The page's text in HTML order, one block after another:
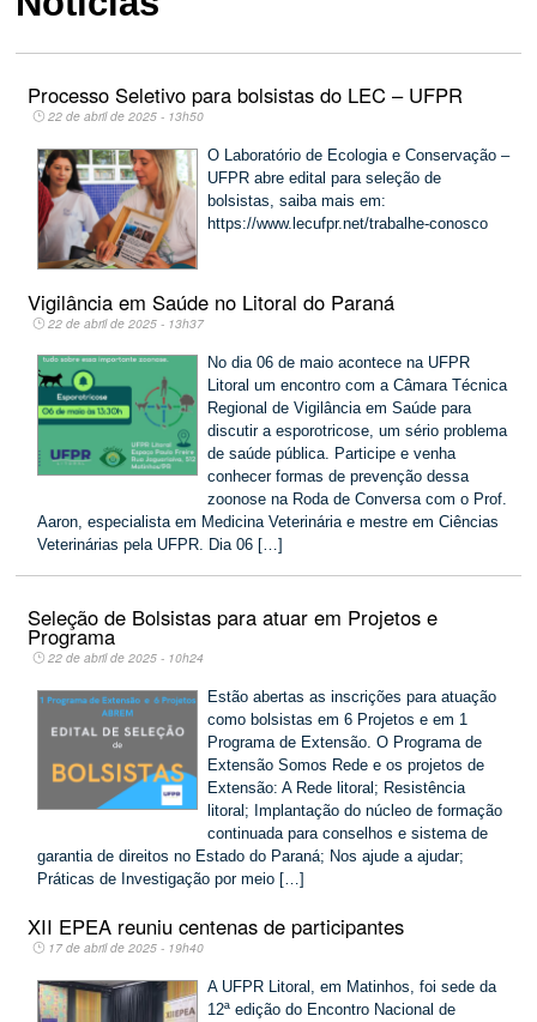
Processo Seletivo para bolsistas do LEC – UFPR
22 de abril de 2025 - 13h50
O Laboratório de Ecologia e Conservação –
UFPR abre edital para seleção de
bolsistas, saiba mais em:
https://www.lecufpr.net/trabalhe-conosco
Vigilância em Saúde no Litoral do Paraná
22 de abril de 2025 - 13h37
No dia 06 de maio acontece na UFPR
Litoral um encontro com a Câmara Técnica
Regional de Vigilância em Saúde para
discutir a esporotricose, um sério problema
de saúde pública. Participe e venha
conhecer formas de prevenção dessa
zoonose na Roda de Conversa com o Prof.
Aaron, especialista em Medicina Veterinária e mestre em Ciências
Veterinárias pela UFPR. Dia 06 […]
Seleção de Bolsistas para atuar em Projetos e
Programa
22 de abril de 2025 - 10h24
Estão abertas as inscrições para atuação
como bolsistas em 6 Projetos e em 1
Programa de Extensão. O Programa de
Extensão Somos Rede e os projetos de
Extensão: A Rede litoral; Resistência
litoral; Implantação do núcleo de formação
continuada para conselhos e sistema de
garantia de direitos no Estado do Paraná; Nos ajude a ajudar;
Práticas de Investigação por meio […]
XII EPEA reuniu centenas de participantes
17 de abril de 2025 - 19h40
A UFPR Litoral, em Matinhos, foi sede da
12ª edição do Encontro Nacional de